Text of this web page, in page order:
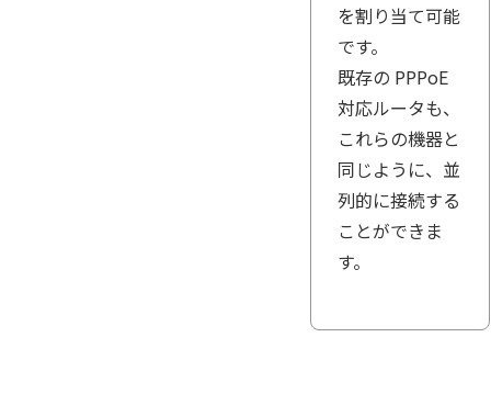
を割り当て可能
です。
既存の PPPoE
対応ルータも、
これらの機器と
同じように、並
列的に接続する
ことができま
す。